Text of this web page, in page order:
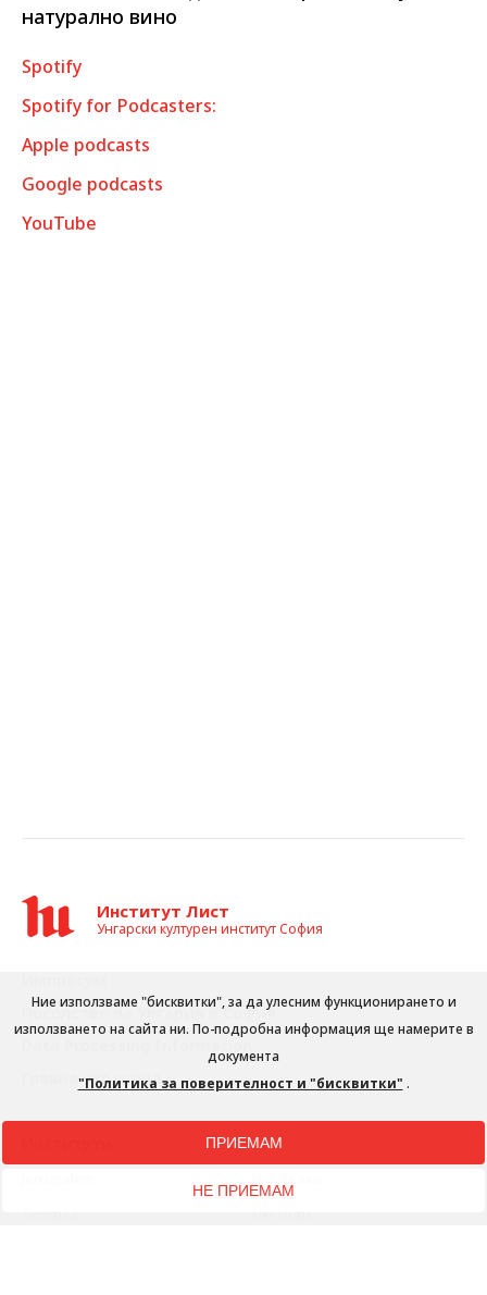
натурално вино
Spotify
Spotify for Podcasters:
Apple podcasts
Google podcasts
YouTube
Институт Лист
Унгарски културен институт София
Посолство на Унгария в София
Главна страница
Ние използваме "бисквитки", за да улесним функционирането и
използването на сайта ни. По-подробна информация ще намерите в
документа
"Политика за поверителност и "бисквитки" .
ПРИЕМАМ
НЕ ПРИЕМАМ